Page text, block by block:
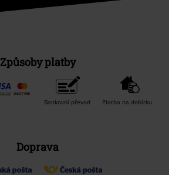
Způsoby platby
Bankovní převod Platba na dobírku
Doprava